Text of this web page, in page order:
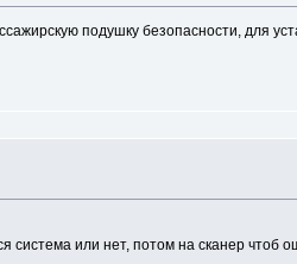
подушку безопасности, для
система или нет, потом на сканер чтоб